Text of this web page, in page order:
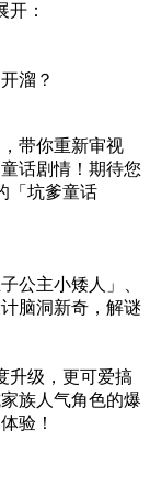
：
溜？
带你重新审视
话剧情！期待您
「坑爹童话
公主小矮人」、
脑洞新奇，解谜
升级，更可爱搞
族人气角色的爆
验！